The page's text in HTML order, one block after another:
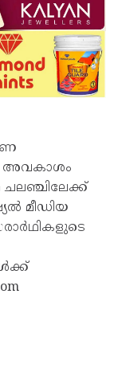
അവകാശം
മീഡിയ